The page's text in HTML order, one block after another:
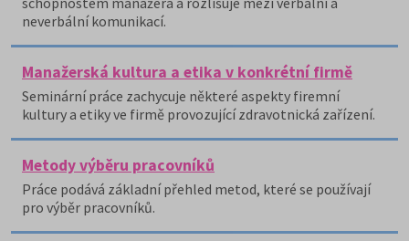
neverbální komunikací.
Manažerská kultura a etika v konkrétní firmě
Seminární práce zachycuje některé aspekty firemní
kultury a etiky ve firmě provozující zdravotnická zařízení.
Metody výběru pracovníků
Práce podává základní přehled metod, které se používají
pro výběr pracovníků.